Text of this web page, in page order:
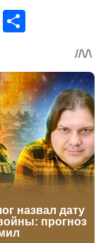
Telegram